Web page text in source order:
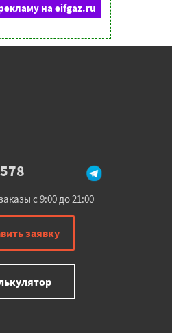
на eifgaz.ru
с 9:00 до 21:00
заявку